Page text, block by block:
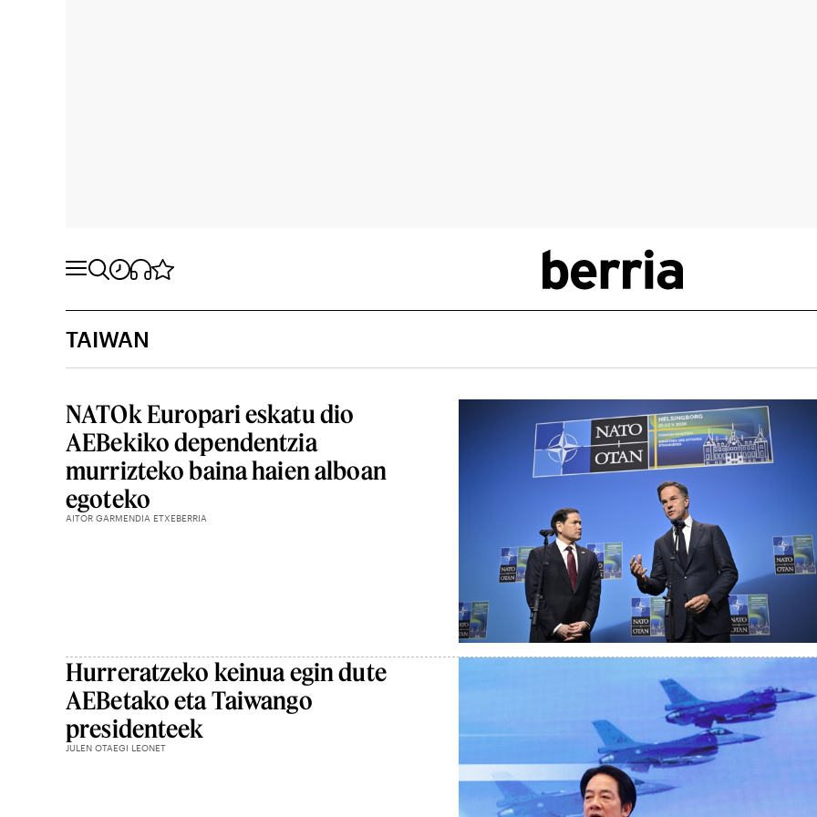
TAIWAN
NATOk Europari eskatu dio
AEBekiko dependentzia
murrizteko baina haien alboan
egoteko
AITOR GARMENDIA ETXEBERRIA
Hurreratzeko keinua egin dute
AEBetako eta Taiwango
presidenteek
JULEN OTAEGI LEONET